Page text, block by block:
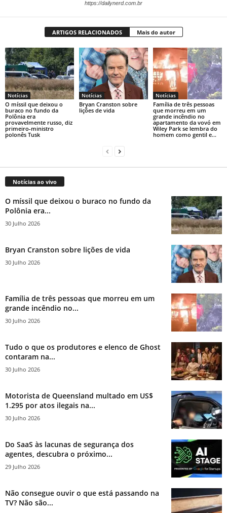
https://dailynerd.com.br
ARTIGOS RELACIONADOS Mais do autor
Notícias
O míssil que deixou o
buraco no fundo da
Polônia era
provavelmente russo, diz
primeiro-ministro
polonês Tusk
Notícias
Bryan Cranston sobre
lições de vida
Notícias
Família de três pessoas
que morreu em um
grande incêndio no
apartamento da vovó em
Wiley Park se lembra do
homem como gentil e...
Notícias ao vivo
O míssil que deixou o buraco no fundo da
Polônia era...
30 Julho 2026
Bryan Cranston sobre lições de vida
30 Julho 2026
Família de três pessoas que morreu em um
grande incêndio no...
30 Julho 2026
Tudo o que os produtores e elenco de Ghost
contaram na...
30 Julho 2026
Motorista de Queensland multado em US$
1.295 por atos ilegais na...
30 Julho 2026
Do SaaS às lacunas de segurança dos
agentes, descubra o próximo...
29 Julho 2026
Não consegue ouvir o que está passando na
TV? Não são...